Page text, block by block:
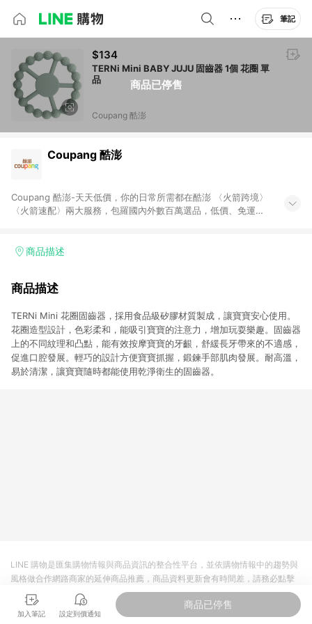
筆記
商品已停售
$134
TERNi Mini BABY JUJU 固齒器 1個 花圈 單
品
Coupang 酷澎
Coupang 酷澎
Coupang 酷澎-天天低價，你的日常所需都在酷澎 〈火箭跨境〉
〈火箭速配〉兩大服務，包羅國內外數百萬選品，低價、免運，
加入WOW會員告別湊免運，火箭速配、火箭跨境優質選品不限金
商品描述
商品描述
TERNi Mini 花圈固齒器，採用食品級矽膠材質製成，讓寶寶安心使用。
花圈造型設計，色彩柔和，能吸引寶寶的注意力，增加玩耍樂趣。固齒器
上的不同紋理和凸點，能有效按摩寶寶的牙齦，舒緩長牙帶來的不適感，
促進口腔發展。輕巧的設計方便寶寶抓握，鍛鍊手部肌肉發展。耐高溫，
易於清潔，讓寶寶隨時都能使用乾淨衛生的固齒器。
加入筆記 設定到價通知
商品已停售
LINE 購物是匯集購物情報與商品資訊的整合性平台，並依購物情報中的趨勢與
風格做合作網路商家的延伸商品推薦，商品資料更新會有時間差，請務必點擊
商品至各合作網路商家，確認現售價與購物條件，一切資訊以合作廠商網頁為
準。